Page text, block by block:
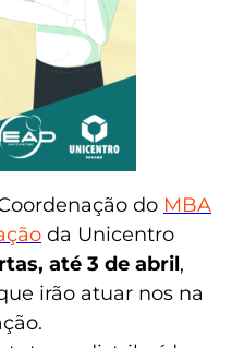
doMBA
da Unicentro
até 3 de abril ,
irão atuar nos na